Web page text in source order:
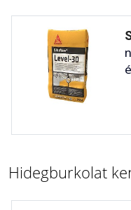
Hidegburkolat